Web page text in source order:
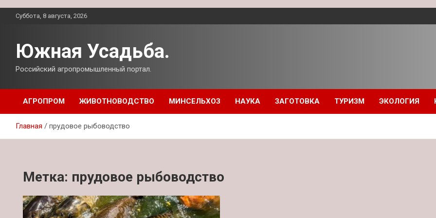
ПерейтиСуббота, 8 августа, 2026
Южная Усадьба.
Российский агропромышленный портал.
АГРОПРОМ ЖИВОТНОВОДСТВО МИНСЕЛЬХОЗ НАУКА ЗАГОТОВКА ТУРИЗМ ЭКОЛОГИЯ
Главная прудовое рыбоводство
Метка: прудовое рыбоводство